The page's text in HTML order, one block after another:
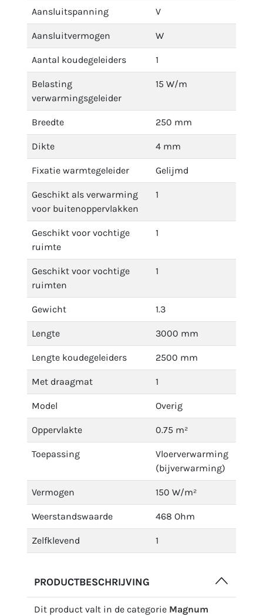
Aansluitspanning V
Aansluitvermogen W
Aantal koudegeleiders 1
Belasting
verwarmingsgeleider
15 W/m
Breedte 250 mm
Dikte 4 mm
Fixatie warmtegeleider Gelijmd
Geschikt als verwarming
voor buitenoppervlakken
1
Geschikt voor vochtige
ruimte
1
Geschikt voor vochtige
ruimten
1
Gewicht 1.3
Lengte 3000 mm
Lengte koudegeleiders 2500 mm
Met draagmat 1
Model Overig
Oppervlakte 0.75 m²
Toepassing
Vloerverwarming
(bijverwarming)
Vermogen 150 W/m²
Weerstandswaarde 468 Ohm
Zelfklevend 1
PRODUCTBESCHRIJVING
Dit product valt in de categorie Magnum